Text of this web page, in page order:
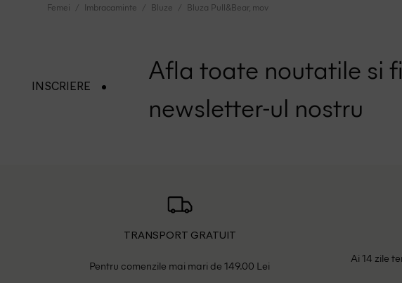
Femei Imbracaminte Bluze Bluza Pull&Bear, mov
INSCRIERE
Afla toate noutatile si
newsletter-ul nostru
TRANSPORT GRATUIT
Pentru comenzile mai mari de 149.00 Lei
Ai 14 zile